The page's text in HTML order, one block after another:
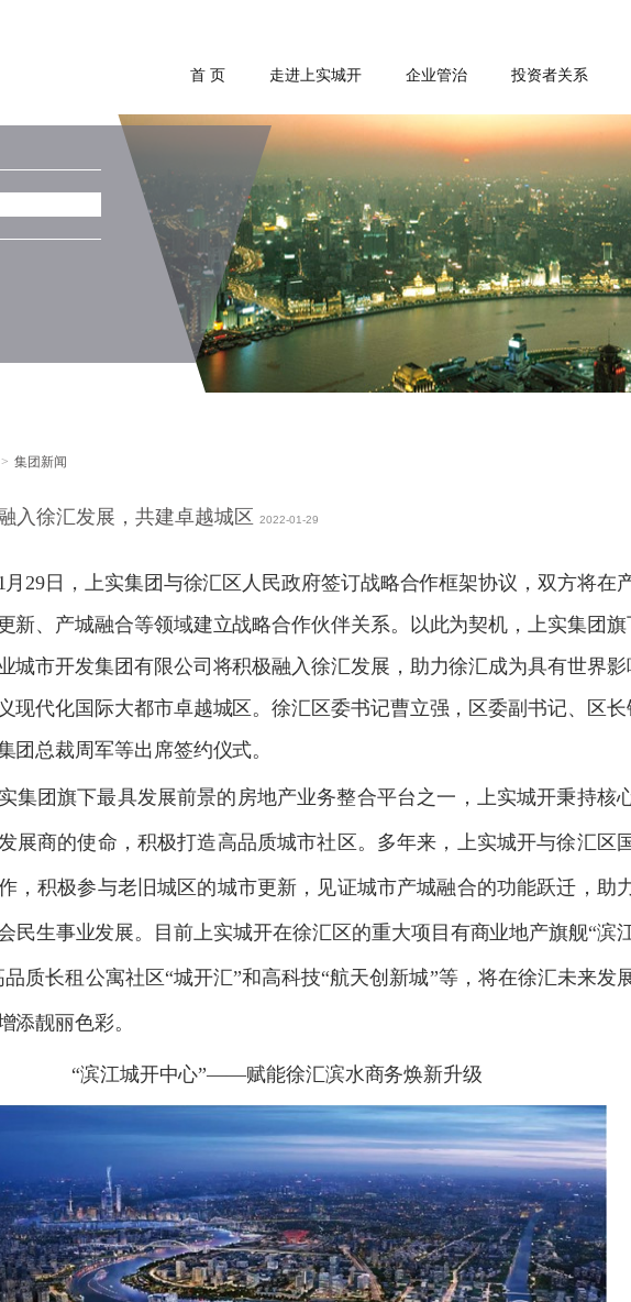
首 页 走进上实城开 企业管治 投资者关系
> 集团新闻
入徐汇发展，共建卓越城区 2022-01-29
月29日，上实集团与徐汇区人民政府签订战略合作框架协议，双方将在
新、产城融合等领域建立战略合作伙伴关系。以此为契机，上实集团旗
城市开发集团有限公司将积极融入徐汇发展，助力徐汇成为具有世界影
现代化国际大都市卓越城区。徐汇区委书记曹立强，区委副书记、区长
团总裁周军等出席签约仪式。
集团旗下最具发展前景的房地产业务整合平台之一，上实城开秉持核
展商的使命，积极打造高品质城市社区。多年来，上实城开与徐汇区
，积极参与老旧城区的城市更新，见证城市产城融合的功能跃迁，助
民生事业发展。目前上实城开在徐汇区的重大项目有商业地产旗舰“滨
品质长租公寓社区 “城开汇”和高科技“航天创新城”等，将在徐汇未来发
添靓丽色彩。
“滨江城开中心”——赋能徐汇滨水商务焕新升级